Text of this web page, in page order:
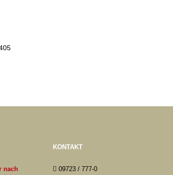
nach
KONTAKT
09723 / 777-0